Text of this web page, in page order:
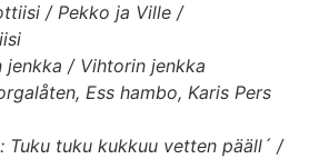
/ Pekko ja Ville /
/ Vihtorin jenkka
Ess hambo, Karis Pers
Tuku tuku kukkuu vetten pääll´ /